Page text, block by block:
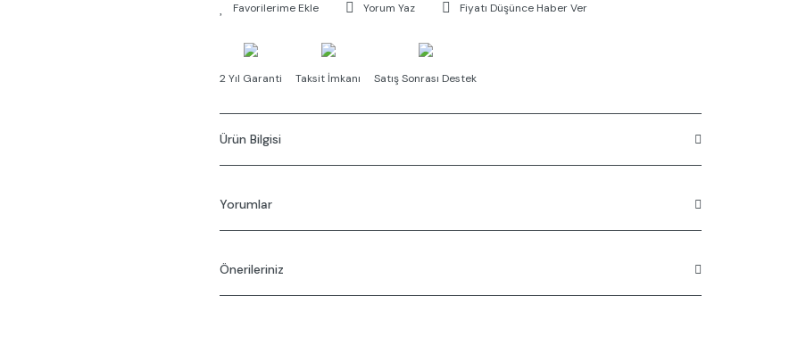
Yorum Yaz Fiyatı Düşünce Haber Ver
2 Yıl Garanti Taksit İmkanı Satış Sonrası Destek
Ürün Bilgisi
Yorumlar
Önerileriniz